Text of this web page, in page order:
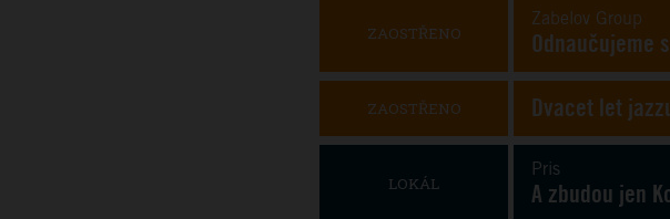
ZAOSTŘENO
Zabelov Group
Odnaučujeme
ZAOSTŘENO Dvacet let
LOKÁL
Pris
A zbudou jen